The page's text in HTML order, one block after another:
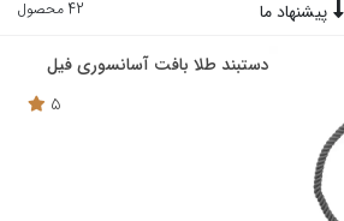
پیشنهاد ما 42 محصول
دستبند طلا بافت آسانسوری فیل
5